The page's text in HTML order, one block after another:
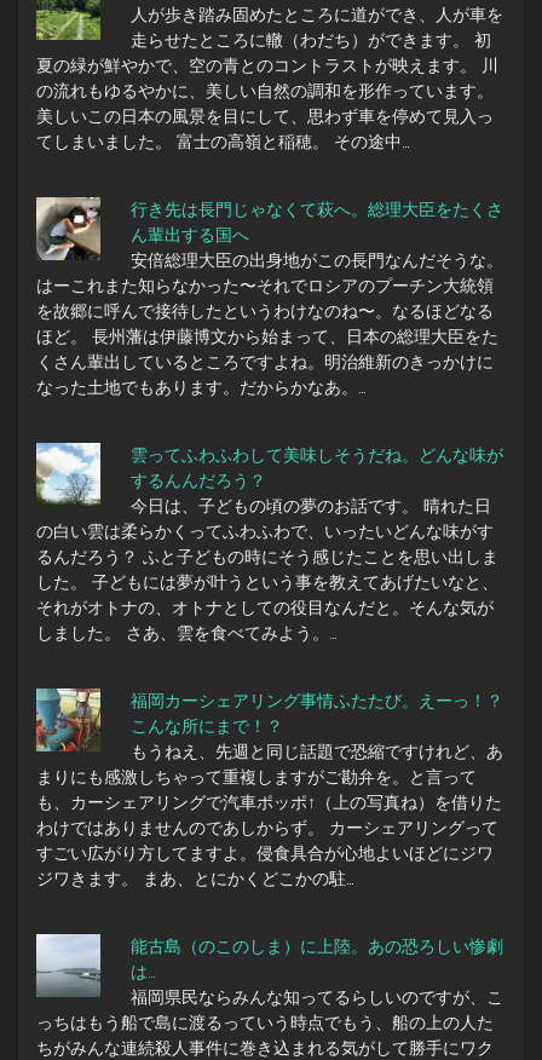
人が歩き踏み固めたところに道ができ、人が車を
走らせたところに轍（わだち）ができます。 初
夏の緑が鮮やかで、空の青とのコントラストが映えます。 川
の流れもゆるやかに、美しい自然の調和を形作っています。
美しいこの日本の風景を目にして、思わず車を停めて見入っ
てしまいました。 富士の高嶺と稲穂。 その途中…
行き先は長門じゃなくて萩へ。総理大臣をたくさ
ん輩出する国へ
安倍総理大臣の出身地がこの長門なんだそうな。
はーこれまた知らなかった〜それでロシアのプーチン大統領
を故郷に呼んで接待したというわけなのね〜。なるほどなる
ほど。 長州藩は伊藤博文から始まって、日本の総理大臣をた
くさん輩出しているところですよね。明治維新のきっかけに
なった土地でもあります。だからかなあ。…
雲ってふわふわして美味しそうだね。どんな味が
するんんだろう？
今日は、子どもの頃の夢のお話です。 晴れた日
の白い雲は柔らかくってふわふわで、いったいどんな味がす
るんだろう？ ふと子どもの時にそう感じたことを思い出しま
した。 子どもには夢が叶うという事を教えてあげたいなと、
それがオトナの、オトナとしての役目なんだと。そんな気が
しました。 さあ、雲を食べてみよう。…
福岡カーシェアリング事情ふたたび。えーっ！？
こんな所にまで！？
もうねえ、先週と同じ話題で恐縮ですけれど、あ
まりにも感激しちゃって重複しますがご勘弁を。と言って
も、カーシェアリングで汽車ポッポ↑（上の写真ね）を借りた
わけではありませんのであしからず。 カーシェアリングって
すごい広がり方してますよ。侵食具合が心地よいほどにジワ
ジワきます。 まあ、とにかくどこかの駐…
能古島（のこのしま）に上陸。あの恐ろしい惨劇
は…
福岡県民ならみんな知ってるらしいのですが、こ
っちはもう船で島に渡るっていう時点でもう、船の上の人た
ちがみんな連続殺人事件に巻き込まれる気がして勝手にワク